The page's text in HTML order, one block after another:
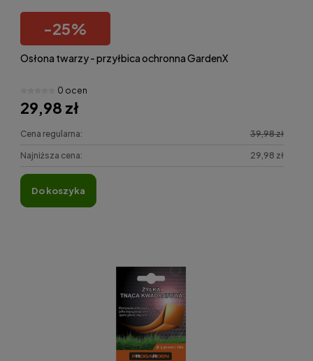
-25%
Osłona twarzy - przyłbica ochronna GardenX
0 ocen
29,98 zł
Cena regularna: 39,98 zł
Najniższa cena: 29,98 zł
do koszyka